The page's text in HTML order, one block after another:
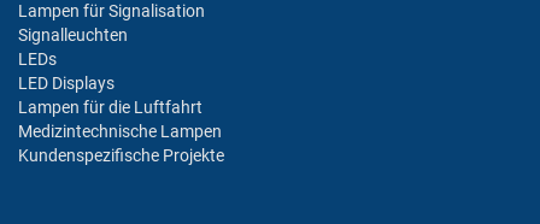
Lampen für Signalisation
Signalleuchten
LEDs
LED Displays
Lampen für die Luftfahrt
Medizintechnische Lampen
Kundenspezifische Projekte